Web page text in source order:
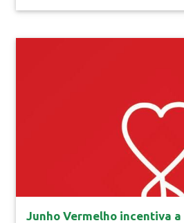
renovável, finita e não
variados tipos (embalagens,
Junho Vermelho incentiva